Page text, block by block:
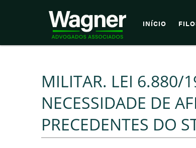
INÍCIO
MILITAR. LEI 6.880/
NECESSIDADE DE
PRECEDENTES DO